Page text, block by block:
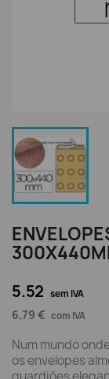
5.52 sem IVA
6,79 € com IVA
Num mundo
os envelopes